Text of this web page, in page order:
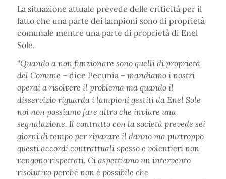
La situazione attuale prevede delle criticità per il
fatto che una parte dei lampioni sono di proprietà
comunale mentre una parte di proprietà di Enel
Sole.
“Quando a non funzionare sono quelli di proprietà
del Comune – dice Pecunia – mandiamo i nostri
operai a risolvere il problema ma quando il
disservizio riguarda i lampioni gestiti da Enel Sole
noi non possiamo fare altro che inviare una
segnalazione. Il contratto con la società prevede sei
giorni di tempo per riparare il danno ma purtroppo
questi accordi contrattuali spesso e volentieri non
vengono rispettati. Ci aspettiamo un intervento
risolutivo perché non è possibile che